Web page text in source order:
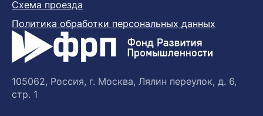
Схема проезда
Политика обработки персональных данных
105062, Россия, г. Москва, Лялин переулок, д. 6,
стр. 1